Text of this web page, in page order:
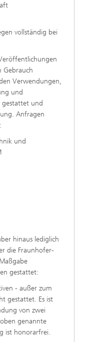
vollständig bei
Gebrauch
Verwendungen,
und
und
Anfragen
und
hinaus lediglich
die Fraunhofer-
gestattet:
- außer zum
gestattet. Es ist
von zwei
genannte
ist honorarfrei.